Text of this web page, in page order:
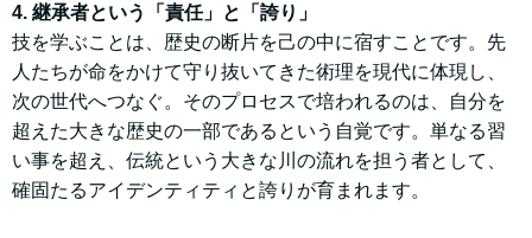
4. 継承者という「責任」と「誇り」
技を学ぶことは、歴史の断片を己の中に宿すことです。先
人たちが命をかけて守り抜いてきた術理を現代に体現し、
次の世代へつなぐ。そのプロセスで培われるのは、自分を
超えた大きな歴史の一部であるという自覚です。単なる習
い事を超え、伝統という大きな川の流れを担う者として、
確固たるアイデンティティと誇りが育まれます。